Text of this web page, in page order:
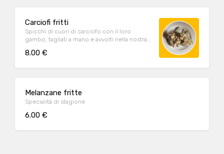
Carciofi fritti
Spicchi di cuori di carciofo con il loro
gambo, tagliati a mano e avvolti nella nostra
anticipa la primavera è finalmente arrivata!
8.00 €
Melanzane fritte
Specialità di stagione
6.00 €